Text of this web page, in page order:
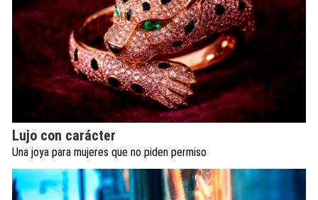
Lujo con carácter
Una joya para mujeres que no piden permiso